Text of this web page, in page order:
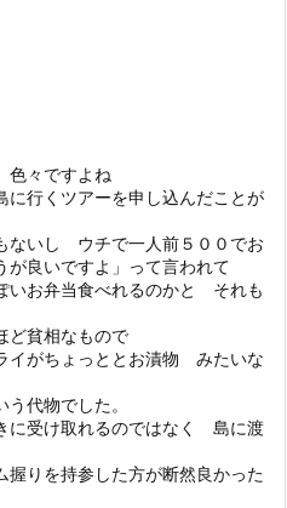
々ですよね
行くツアーを申し込んだことが
ないし ウチで一人前５００でお
良いですよ」って言われて
お弁当食べれるのかと それも
ど貧相なもので
イがちょっととお漬物 みたいな
代物でした。
に受け取れるのではなく 島に渡
りを持参した方が断然良かった